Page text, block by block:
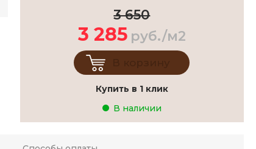
3 650
3 285 руб./м2
Купить в 1 клик
В наличии